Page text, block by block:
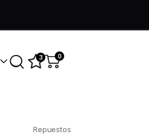
3 0
Repuestos